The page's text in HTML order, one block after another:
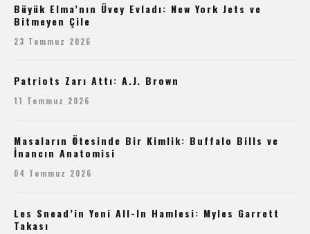
Büyük Elma’nın Üvey Evladı: New York Jets ve
Bitmeyen Çile
23 Temmuz 2026
Patriots Zarı Attı: A.J. Brown
11 Temmuz 2026
Masaların Ötesinde Bir Kimlik: Buffalo Bills ve
İnancın Anatomisi
04 Temmuz 2026
Les Snead’in Yeni All-In Hamlesi: Myles Garrett
Takası